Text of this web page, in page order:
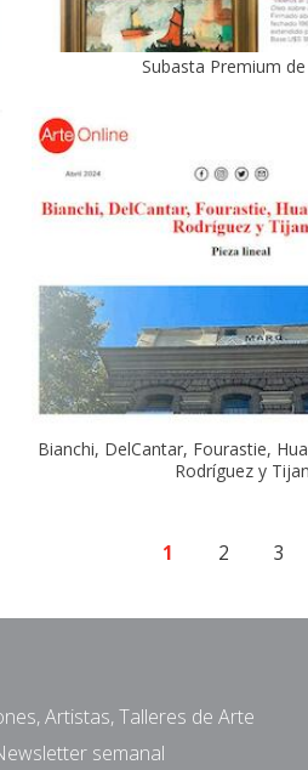
Subasta Premium
Bianchi, DelCantar, Fourastie,
Rodríguez y Tijan
1 2 3
Artistas, Talleres de Arte
semanal